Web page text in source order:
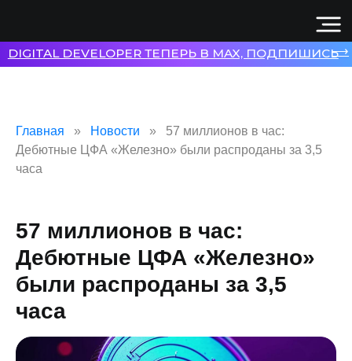
Главная Новости
57 миллионов в час:
Дебютные ЦФА «Железно» были распроданы за 3,5
часа
57 миллионов в час:
Дебютные ЦФА «Железно»
были распроданы за 3,5
часа